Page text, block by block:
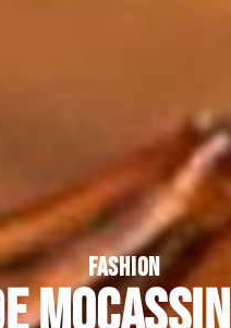
FASHION